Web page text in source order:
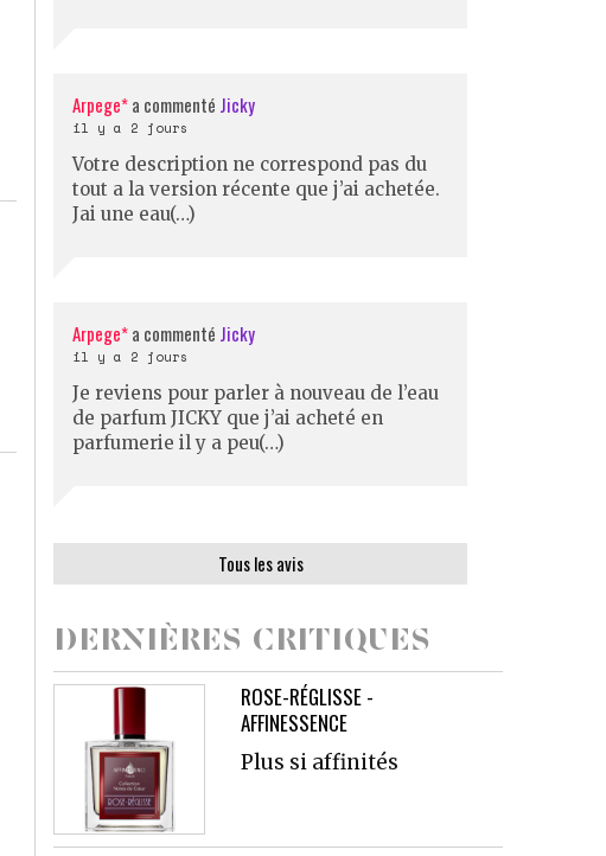
Arpege*a commenté Jicky
il y a 2 jours
Votre description ne correspond pas du
tout a la version récente que j’ai achetée.
Jai une eau(…)
Arpege*a commenté Jicky
il y a 2 jours
Je reviens pour parler à nouveau de l’eau
de parfum JICKY que j’ai acheté en
parfumerie il y a peu(…)
Tous les avis
DERNIÈRES CRITIQUES
ROSE-RÉGLISSE -
AFFINESSENCE
Plus si affinités